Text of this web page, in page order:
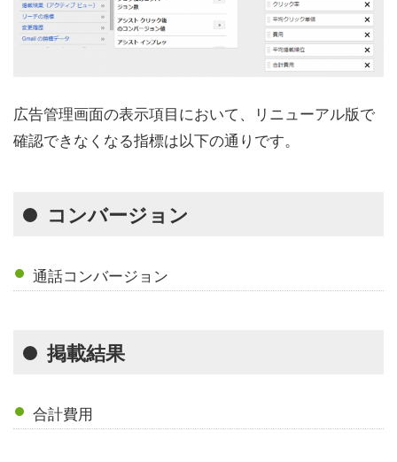
広告管理画面の表示項目において、リニューアル版で
確認できなくなる指標は以下の通りです。
コンバージョン
通話コンバージョン
掲載結果
合計費用